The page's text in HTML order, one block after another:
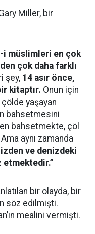
Miller, bir
i müslimleri en çok
çok daha farklı
şey, 14 asır önce,
kitaptır. Onun için
yaşayan
bahsetmesini
bahsetmekte, çöl
aynı zamanda
ve denizdeki
etmektedir.”
bir olayda, bir
söz edilmişti.
mealini vermişti.